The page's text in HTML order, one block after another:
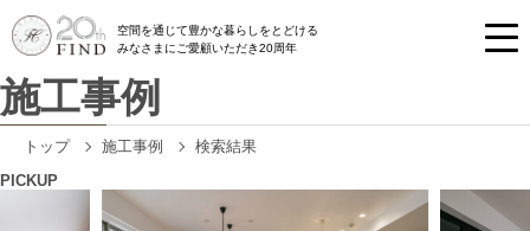
空間を通じて豊かな暮らしをとどける
みなさまにご愛顧いただき20周年
施工事例
トップ 施工事例
検索結果
PICKUP